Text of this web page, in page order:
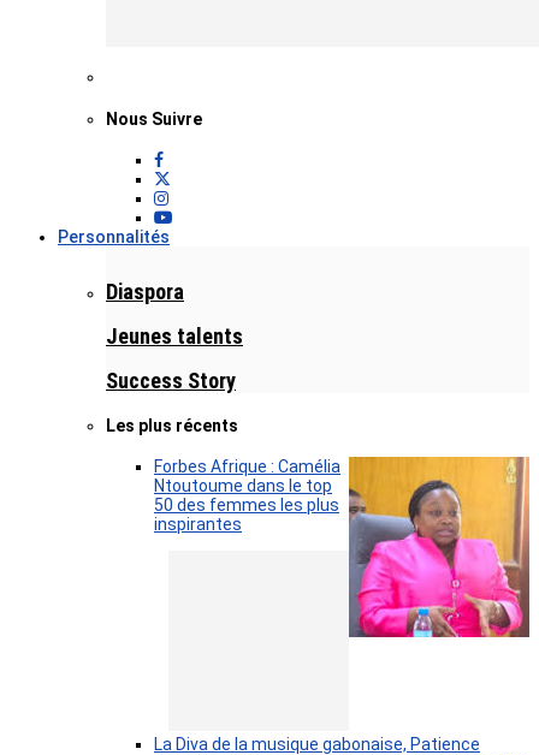
Nous Suivre
Personnalités
Diaspora
Jeunes talents
Success Story
Les plus récents
Forbes Afrique : Camélia
Ntoutoume dans le top
50 des femmes les plus
inspirantes
La Diva de la musique gabonaise, Patience